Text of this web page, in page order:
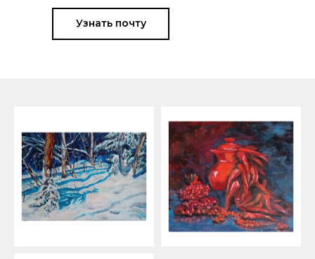
Узнать почту